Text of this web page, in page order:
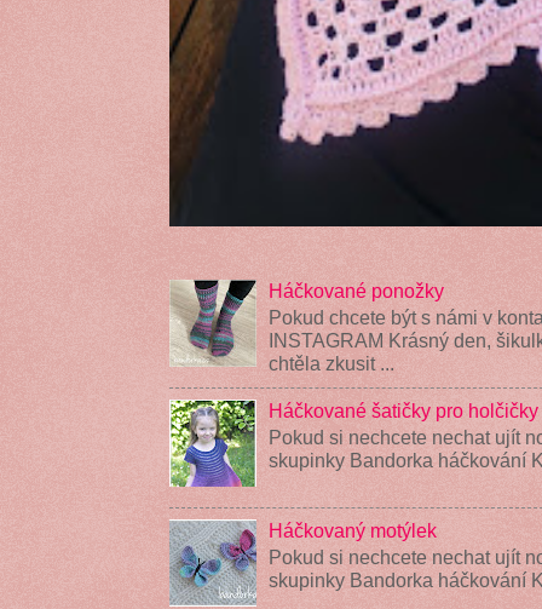
Háčkované ponožky
Pokud chcete být s námi v
INSTAGRAM Krásný den,
chtěla zkusit ...
Háčkované šatičky pro holčičky
Pokud si nechcete nechat ujít
skupinky Bandorka háčkování
Háčkovaný motýlek
Pokud si nechcete nechat ujít
skupinky Bandorka háčkování